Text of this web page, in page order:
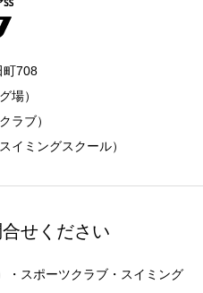
町708
場）
ラブ）
イミングスクール）
せください
・スポーツクラブ・スイミング